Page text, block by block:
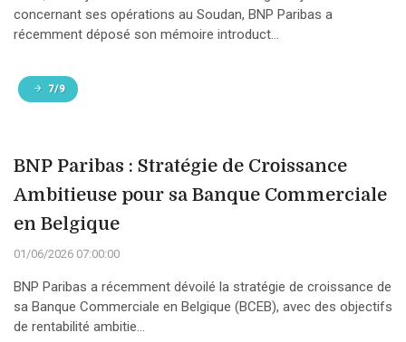
concernant ses opérations au Soudan, BNP Paribas a
récemment déposé son mémoire introduct...
7/9
BNP Paribas : Stratégie de Croissance
Ambitieuse pour sa Banque Commerciale
en Belgique
01/06/2026 07:00:00
BNP Paribas a récemment dévoilé la stratégie de croissance de
sa Banque Commerciale en Belgique (BCEB), avec des objectifs
de rentabilité ambitie...